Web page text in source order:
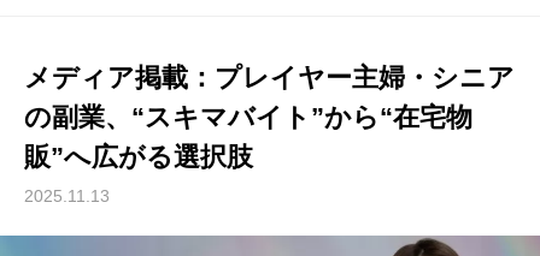
メディア掲載：プレイヤー主婦・シニア
の副業、“スキマバイト”から“在宅物
販”へ広がる選択肢
2025.11.13